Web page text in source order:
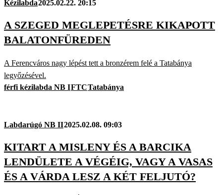
Kézilabda2025.02.22. 20:15
A SZEGED MEGLEPETÉSRE KIKAPOTT
BALATONFÜREDEN
A Ferencváros nagy lépést tett a bronzérem felé a Tatabánya
legyőzésével.
férfi kézilabda NB IFTCTatabánya
Labdarúgó NB II2025.02.08. 09:03
KITART A MISLENY ÉS A BARCIKA
LENDÜLETE A VÉGÉIG, VAGY A VASAS
ÉS A VÁRDA LESZ A KÉT FELJUTÓ?